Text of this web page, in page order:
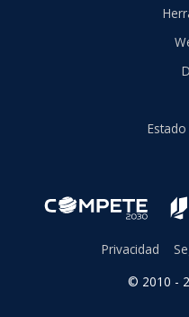
© 2010 -
Privacidad